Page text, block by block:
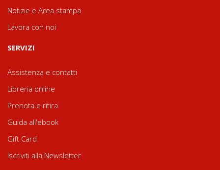
Notizie e Area stampa
Lavora con noi
SERVIZI
Assistenza e contatti
Libreria online
Prenota e ritira
Guida all'ebook
Gift Card
Iscriviti alla Newsletter